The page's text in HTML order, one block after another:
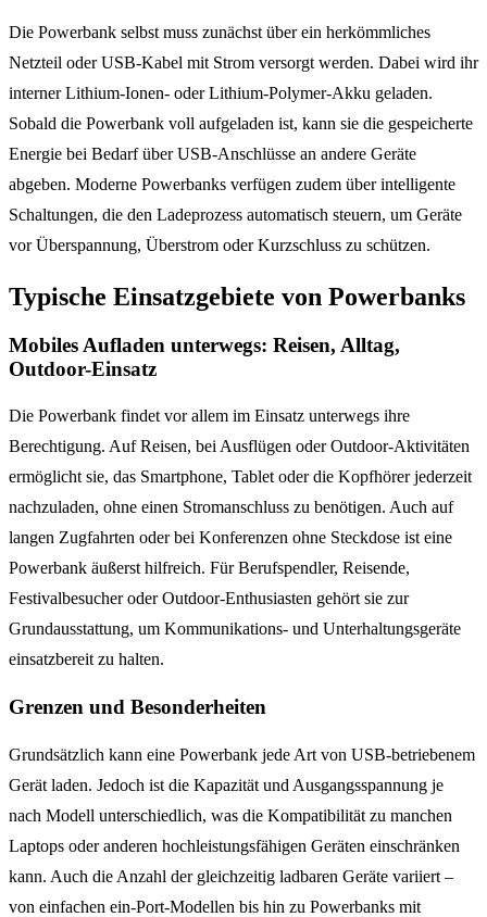
Die Powerbank selbst muss zunächst über ein herkömmliches
Netzteil oder USB-Kabel mit Strom versorgt werden. Dabei wird ihr
interner Lithium-Ionen- oder Lithium-Polymer-Akku geladen.
Sobald die Powerbank voll aufgeladen ist, kann sie die gespeicherte
Energie bei Bedarf über USB-Anschlüsse an andere Geräte
abgeben. Moderne Powerbanks verfügen zudem über intelligente
Schaltungen, die den Ladeprozess automatisch steuern, um Geräte
vor Überspannung, Überstrom oder Kurzschluss zu schützen.
Typische Einsatzgebiete von Powerbanks
Mobiles Aufladen unterwegs: Reisen, Alltag,
Outdoor-Einsatz
Die Powerbank findet vor allem im Einsatz unterwegs ihre
Berechtigung. Auf Reisen, bei Ausflügen oder Outdoor-Aktivitäten
ermöglicht sie, das Smartphone, Tablet oder die Kopfhörer jederzeit
nachzuladen, ohne einen Stromanschluss zu benötigen. Auch auf
langen Zugfahrten oder bei Konferenzen ohne Steckdose ist eine
Powerbank äußerst hilfreich. Für Berufspendler, Reisende,
Festivalbesucher oder Outdoor-Enthusiasten gehört sie zur
Grundausstattung, um Kommunikations- und Unterhaltungsgeräte
einsatzbereit zu halten.
Grenzen und Besonderheiten
Grundsätzlich kann eine Powerbank jede Art von USB-betriebenem
Gerät laden. Jedoch ist die Kapazität und Ausgangsspannung je
nach Modell unterschiedlich, was die Kompatibilität zu manchen
Laptops oder anderen hochleistungsfähigen Geräten einschränken
kann. Auch die Anzahl der gleichzeitig ladbaren Geräte variiert –
von einfachen ein-Port-Modellen bis hin zu Powerbanks mit